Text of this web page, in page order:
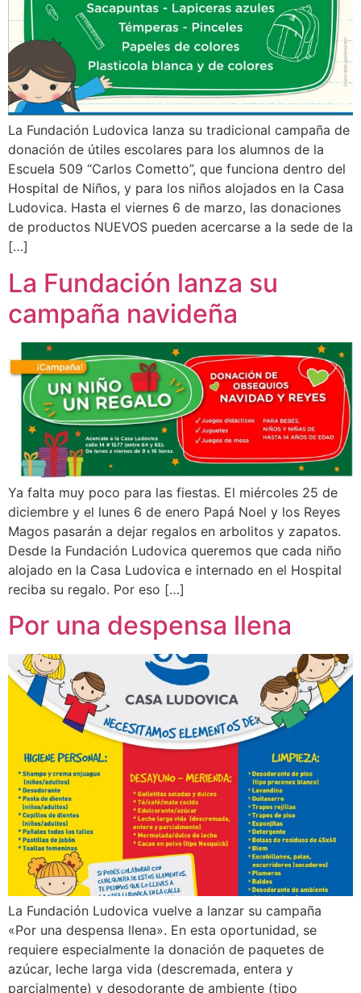
La Fundación Ludovica lanza su tradicional campaña de
donación de útiles escolares para los alumnos de la
Escuela 509 “Carlos Cometto”, que funciona dentro del
Hospital de Niños, y para los niños alojados en la Casa
Ludovica. Hasta el viernes 6 de marzo, las donaciones
de productos NUEVOS pueden acercarse a la sede de la
[…]
La Fundación lanza su
campaña navideña
Ya falta muy poco para las fiestas. El miércoles 25 de
diciembre y el lunes 6 de enero Papá Noel y los Reyes
Magos pasarán a dejar regalos en arbolitos y zapatos.
Desde la Fundación Ludovica queremos que cada niño
alojado en la Casa Ludovica e internado en el Hospital
reciba su regalo. Por eso […]
Por una despensa llena
La Fundación Ludovica vuelve a lanzar su campaña
«Por una despensa llena». En esta oportunidad, se
requiere especialmente la donación de paquetes de
azúcar, leche larga vida (descremada, entera y
parcialmente) y desodorante de ambiente (tipo